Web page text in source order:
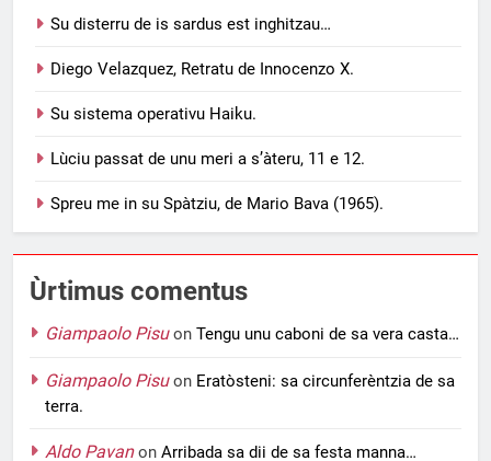
Su disterru de is sardus est inghitzau…
Diego Velazquez, Retratu de Innocenzo X.
Su sistema operativu Haiku.
Lùciu passat de unu meri a s’àteru, 11 e 12.
Spreu me in su Spàtziu, de Mario Bava (1965).
Ùrtimus comentus
Giampaolo Pisuon Tengu unu caboni de sa vera casta…
Giampaolo Pisuon Eratòsteni: sa circunferèntzia de sa
terra.
Aldo Pavanon Arribada sa dii de sa festa manna…